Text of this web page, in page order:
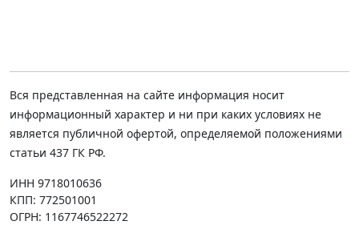
Вся представленная на сайте информация носит
информационный характер и ни при каких условиях не
является публичной офертой, определяемой положениями
статьи 437 ГК РФ.
ИНН 9718010636
КПП: 772501001
ОГРН: 1167746522272